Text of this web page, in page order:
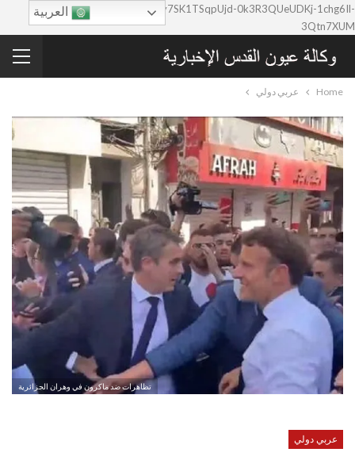
google-site-verification=0y7SK1TSqpUjd-0k3R3QUeUDKj-1chg6Il-
3Qtn7XUM
Home عربي دولي
تظاهرات ضد ماكرون في وهران الجزائرية
عربي دولي
العربية